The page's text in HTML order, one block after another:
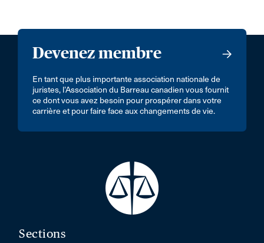
Devenez membre
En tant que plus importante association nationale de
juristes, l’Association du Barreau canadien vous fournit
ce dont vous avez besoin pour prospérer dans votre
carrière et pour faire face aux changements de vie.
Sections